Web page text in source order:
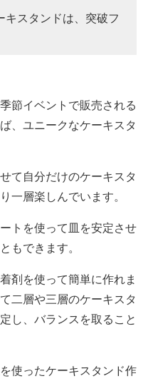
スタンドは、突破フ
だぞ！
節イベントで販売される
、ユニークなケーキスタ
て自分だけのケーキスタ
一層楽しんでいます。
トを使って皿を安定させ
もできます。
剤を使って簡単に作れま
二層や三層のケーキスタ
し、バランスを取ること
使ったケーキスタンド作